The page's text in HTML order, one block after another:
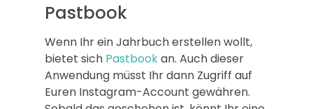
Pastbook
Wenn Ihr ein Jahrbuch erstellen wollt,
bietet sich Pastbookan. Auch dieser
Anwendung müsst Ihr dann Zugriff auf
Euren Instagram-Account gewähren.